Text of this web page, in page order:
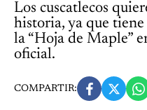
Los cuscatlecos
historia, ya que
la “Hoja de Maple”
oficial.
COMPARTIR: